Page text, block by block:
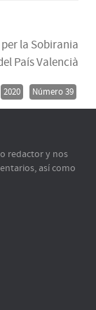
la Sobirania
País Valencià
2020 Número 39
redactor y nos
así como